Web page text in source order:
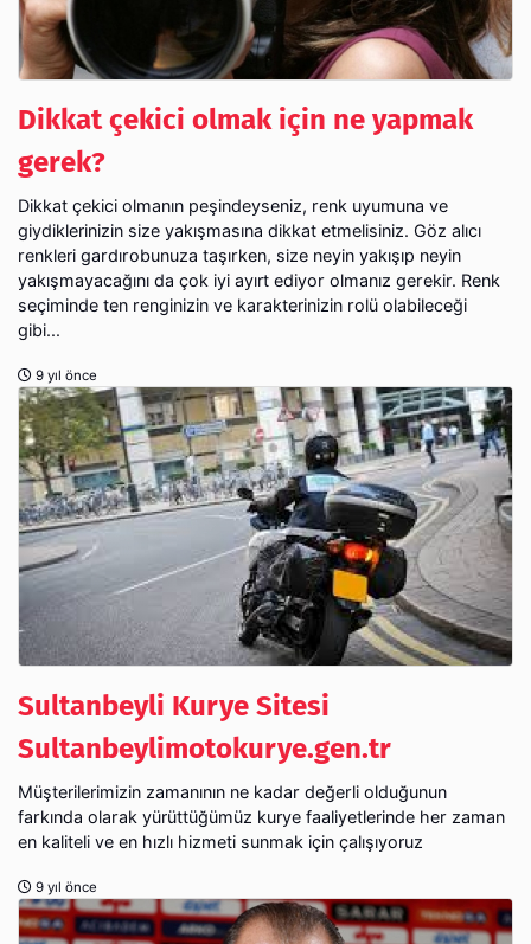
Dikkat çekici olmak için ne yapmak
gerek?
Dikkat çekici olmanın peşindeyseniz, renk uyumuna ve
giydiklerinizin size yakışmasına dikkat etmelisiniz. Göz alıcı
renkleri gardırobunuza taşırken, size neyin yakışıp neyin
yakışmayacağını da çok iyi ayırt ediyor olmanız gerekir. Renk
seçiminde ten renginizin ve karakterinizin rolü olabileceği
gibi...
9 yıl önce
Sultanbeyli Kurye Sitesi
Sultanbeylimotokurye.gen.tr
Müşterilerimizin zamanının ne kadar değerli olduğunun
farkında olarak yürüttüğümüz kurye faaliyetlerinde her zaman
en kaliteli ve en hızlı hizmeti sunmak için çalışıyoruz
9 yıl önce